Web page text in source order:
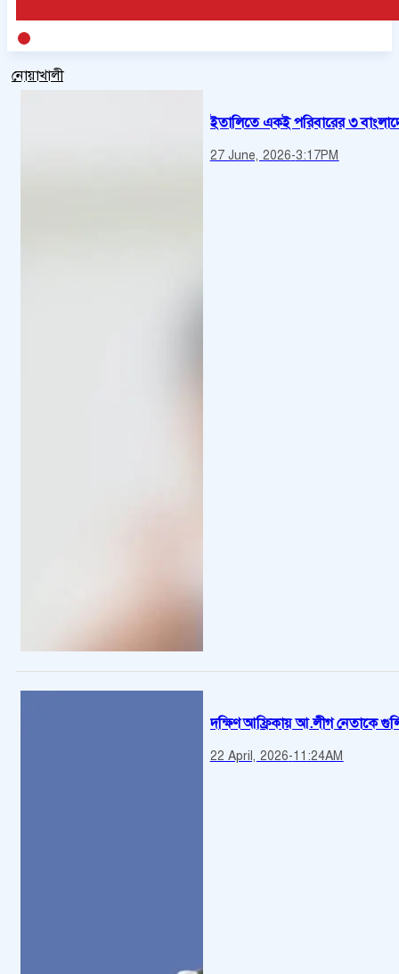
নোয়াখালী
ইতালিতে একই পরিবারের ৩
27 June, 2026-3:17PM
দক্ষিণ আফ্রিকায় আ.লীগ নেতাকে
22 April, 2026-11:24AM